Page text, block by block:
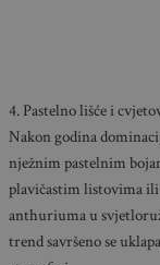
4. Pastelno lišće i
Nakon godina
nježnim pastelnim
plavičastim listovima ili
anthuriuma u
trend savršeno se